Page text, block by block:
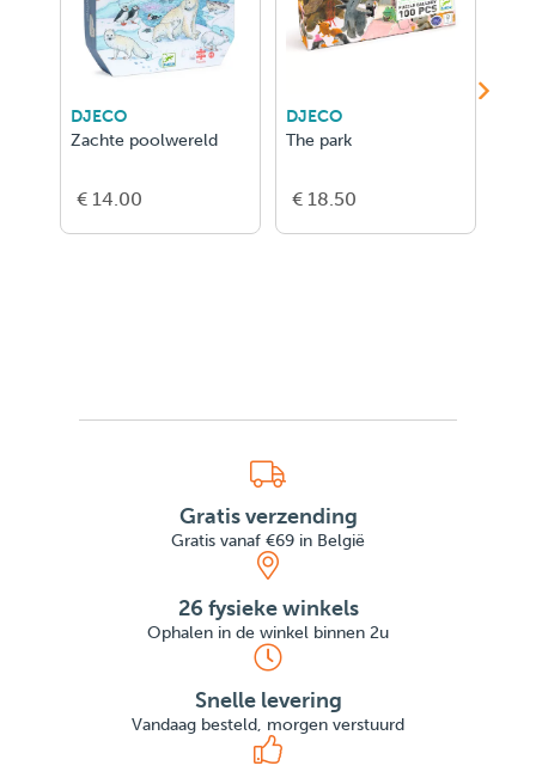
DJECO
Zachte poolwereld
€ 14.00
DJECO
The park
€ 18.50
Gratis verzending
Gratis vanaf €69 in België
26 fysieke winkels
Ophalen in de winkel binnen 2u
Snelle levering
Vandaag besteld, morgen verstuurd